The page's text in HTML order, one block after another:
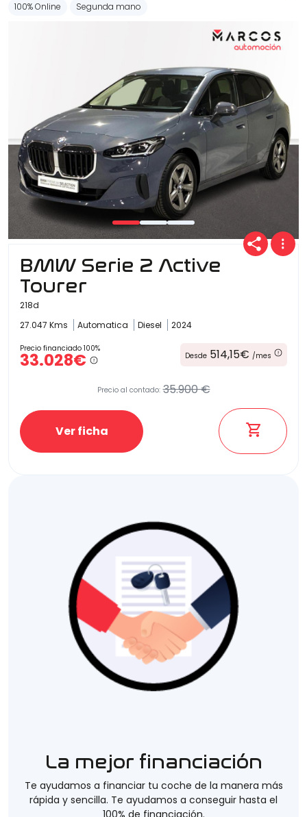
100% Online Segunda mano
BMW Serie 2 Active
Tourer
218d
27.047 Kms
Automatica Diesel 2024
Precio financiado 100%
33.028€ Desde 514,15€ /mes
Precio al contado: 35.900 €
Ver ficha
La mejor financiación
Te ayudamos a financiar tu coche de la manera más
rápida y sencilla. Te ayudamos a conseguir hasta el